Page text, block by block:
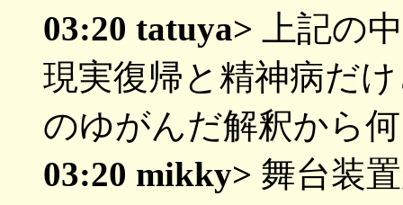
03:20 tatuya> 上記の
現実復帰と精神病だ
のゆがんだ解釈から
03:20 mikky> 舞台装